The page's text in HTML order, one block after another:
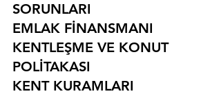
SORUNLARI
EMLAK FİNANSMANI
KENTLEŞME VE KONUT
POLİTAKASI
KENT KURAMLARI